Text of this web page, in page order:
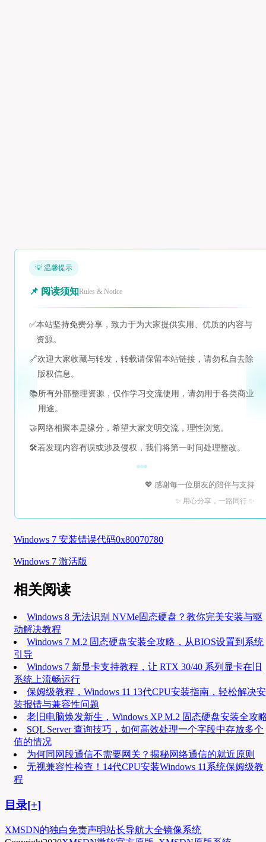
💡 温馨提示
📌 阅读须知Rules & Notice
✅本站坚持免费分享，致力于为大家提供实用、优质的内容与
资源。
🔗欢迎大家收藏与转发，转载请保留本站链接，请勿私自去除
版权信息。
📚所有外部整理资源，仅作学习交流使用，请勿用于各类商业
用途。
🤝 网络相聚本是缘分，希望大家文明交流，理性浏览。
🛠️若发现内容有误或涉及侵权，我们将第一时间处理整改。
💖 感谢每一位朋友的陪伴与支持
✨ 用心分享，一路同行 ✨
Windows 7 安装错误代码0x80070780
Windows 7 激活版
相关阅读
Windows 8 无法识别 NVMe固态硬盘？教你完美安装与驱
动解决教程
Windows 7 M.2 固态硬盘安装全攻略，从BIOS设置到系统
引导
Windows 7 新显卡支持教程，让 RTX 30/40 系列显卡在旧
系统上流畅运行
保姆级教程，Windows 11 13代CPU安装指南，轻松解决安
装报错与兼容性问题
老旧电脑焕发新生，Windows XP M.2 固态硬盘安装全攻
SQL Server 查询技巧，如何高效处理一个字段中存放多个
值的情况
为何同网段通信不需要网关？揭秘网络通信的就近原则
无视兼容性检查！14代CPU安装Windows 11系统保姆级教
程
目录[+]
XMSDN的独白免责声明站长导航大全镜像系统